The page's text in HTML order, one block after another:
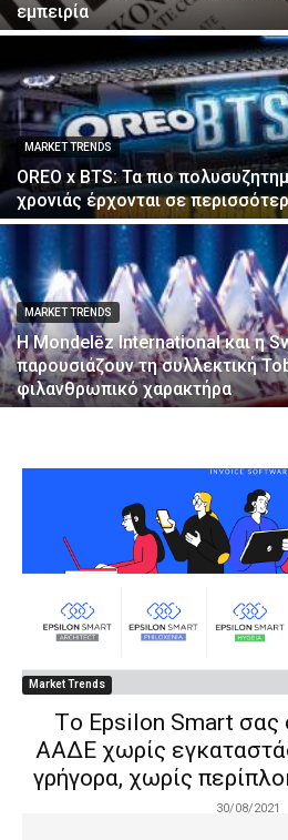
εμπειρία
MARKET TRENDS
OREO x BTS: Τα πιο
χρονιάς έρχονται σε
MARKET TRENDS
Η Mondelēz International και η
παρουσιάζουν τη συλλεκτική
φιλανθρωπικό χαρακτήρα
Market Trends
Tο Epsilon Smart σας
ΑΑΔΕ χωρίς
γρήγορα, χωρίς
30/08/2021